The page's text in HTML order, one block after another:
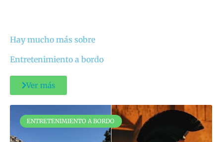
Hay mucho más sobre
Entretenimiento a bordo
Ver más
ENTRETENIMIENTO A BORDO